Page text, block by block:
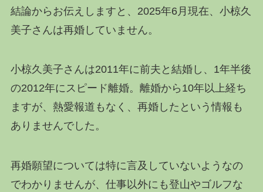
結論からお伝えしますと、2025年6月現在、小椋久
美子さんは再婚していません。
小椋久美子さんは2011年に前夫と結婚し、1年半後
の2012年にスピード離婚。離婚から10年以上経ち
ますが、熱愛報道もなく、再婚したという情報も
ありませんでした。
再婚願望については特に言及していないようなの
でわかりませんが、仕事以外にも登山やゴルフな